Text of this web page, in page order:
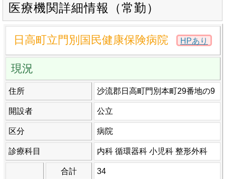
医療機関詳細情報（常勤）
日高町立門別国民健康保険病院 HPあり
現況
住所 沙流郡日高町門別本町29番地の9
開設者 公立
区分 病院
診療科目 内科 循環器科 小児科 整形外科
合計 34